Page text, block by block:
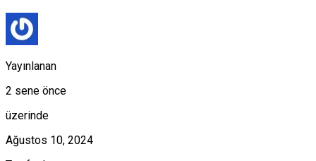
Yayınlanan
2 sene önce
üzerinde
Ağustos 10, 2024